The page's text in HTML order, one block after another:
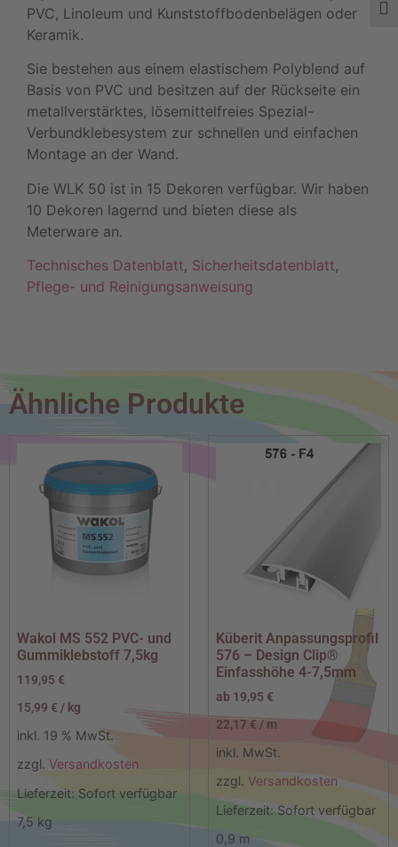
PVC, Linoleum und Kunststoffbodenbelägen oder
Keramik.
Sie bestehen aus einem elastischem Polyblend auf
Basis von PVC und besitzen auf der Rückseite ein
metallverstärktes, lösemittelfreies Spezial-
Verbundklebesystem zur schnellen und einfachen
Montage an der Wand.
Die WLK 50 ist in 15 Dekoren verfügbar. Wir haben
10 Dekoren lagernd und bieten diese als
Meterware an.
Technisches Datenblatt, Sicherheitsdatenblatt,
Pflege- und Reinigungsanweisung
Ähnliche Produkte
Wakol MS 552 PVC- und
Gummiklebstoff 7,5kg
119,95 €
15,99 € / kg
inkl. 19 % MwSt.
zzgl. Versandkosten
Lieferzeit: Sofort verfügbar
7,5 kg
Küberit Anpassungsprofil
576 – Design Clip®
Einfasshöhe 4-7,5mm
ab 19,95 €
22,17€/ m
inkl. MwSt.
zzgl. Versandkosten
Lieferzeit: Sofort verfügbar
0,9 m